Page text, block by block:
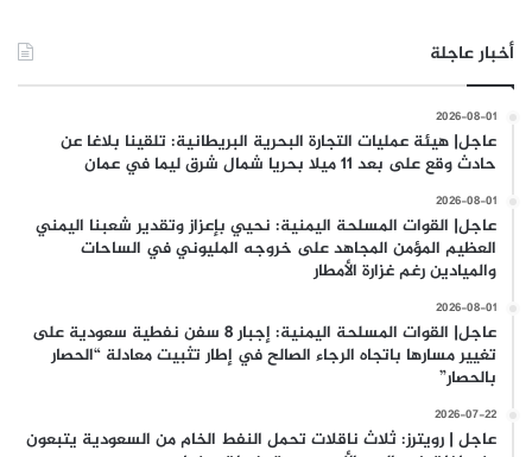
أخبار عاجلة
2026-08-01
عاجل| هيئة عمليات التجارة البحرية البريطانية: تلقينا بلاغا عن
حادث وقع على بعد 11 ميلا بحريا شمال شرق ليما في عمان
2026-08-01
عاجل| القوات المسلحة اليمنية: نحيي بإعزاز وتقدير شعبنا اليمني
العظيم المؤمن المجاهد على خروجه المليوني في الساحات
والميادين رغم غزارة الأمطار
2026-08-01
عاجل| القوات المسلحة اليمنية: إجبار 8 سفن نفطية سعودية على
تغيير مسارها باتجاه الرجاء الصالح في إطار تثبيت معادلة “الحصار
بالحصار”
2026-07-22
عاجل | رويترز: ثلاث ناقلات تحمل النفط الخام من السعودية يتبعون